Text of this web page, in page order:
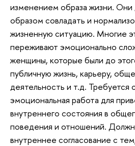
изменением образа жизни.
образом совладать и
жизненную ситуацию. Многие
переживают эмоционально
женщины, которые были до
публичную жизнь, карьеру,
деятельность и т.д. Требуется
эмоциональная работа для
внутреннего состояния в
поведения и отношений.
внутреннее согласование с